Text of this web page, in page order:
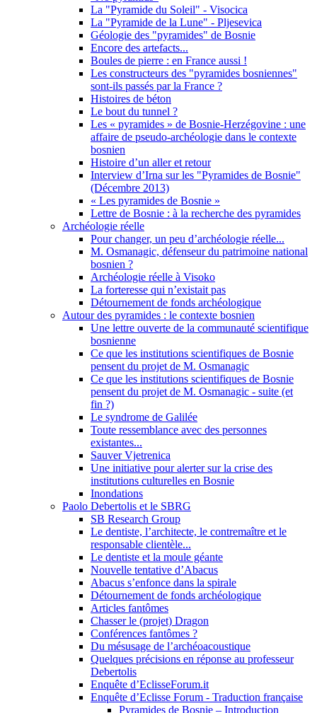
La "Pyramide du Soleil" - Visocica
La "Pyramide de la Lune" - Pljesevica
Géologie des "pyramides" de Bosnie
Encore des artefacts...
Boules de pierre : en France aussi !
Les constructeurs des "pyramides bosniennes"
sont-ils passés par la France ?
Histoires de béton
Le bout du tunnel ?
Les « pyramides » de Bosnie-Herzégovine : une
affaire de pseudo-archéologie dans le contexte
bosnien
Histoire d’un aller et retour
Interview d’Irna sur les "Pyramides de Bosnie"
(Décembre 2013)
« Les pyramides de Bosnie »
Lettre de Bosnie : à la recherche des pyramides
Archéologie réelle
Pour changer, un peu d’archéologie réelle...
M. Osmanagic, défenseur du patrimoine national
bosnien ?
Archéologie réelle à Visoko
La forteresse qui n’existait pas
Détournement de fonds archéologique
Autour des pyramides : le contexte bosnien
Une lettre ouverte de la communauté scientifique
bosnienne
Ce que les institutions scientifiques de Bosnie
pensent du projet de M. Osmanagic
Ce que les institutions scientifiques de Bosnie
pensent du projet de M. Osmanagic - suite (et
fin ?)
Le syndrome de Galilée
Toute ressemblance avec des personnes
existantes...
Sauver Vjetrenica
Une initiative pour alerter sur la crise des
institutions culturelles en Bosnie
Inondations
Paolo Debertolis et le SBRG
SB Research Group
Le dentiste, l’architecte, le contremaître et le
responsable clientèle...
Le dentiste et la moule géante
Nouvelle tentative d’Abacus
Abacus s’enfonce dans la spirale
Détournement de fonds archéologique
Articles fantômes
Chasser le (projet) Dragon
Conférences fantômes ?
Du mésusage de l’archéoacoustique
Quelques précisions en réponse au professeur
Debertolis
Enquête d’EclisseForum.it
Enquête d’Eclisse Forum - Traduction française
Pyramides de Bosnie – Introduction